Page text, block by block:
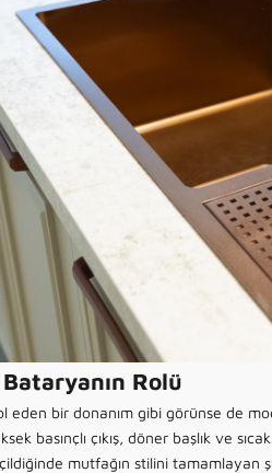
Rolü
eden bir donanım gibi görünse de
basınçlı çıkış, döner başlık ve
mutfağın stilini tamamlayan